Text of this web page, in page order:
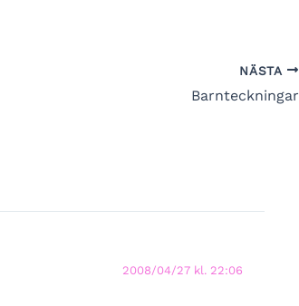
NÄSTA
Barnteckningar
2008/04/27 kl. 22:06